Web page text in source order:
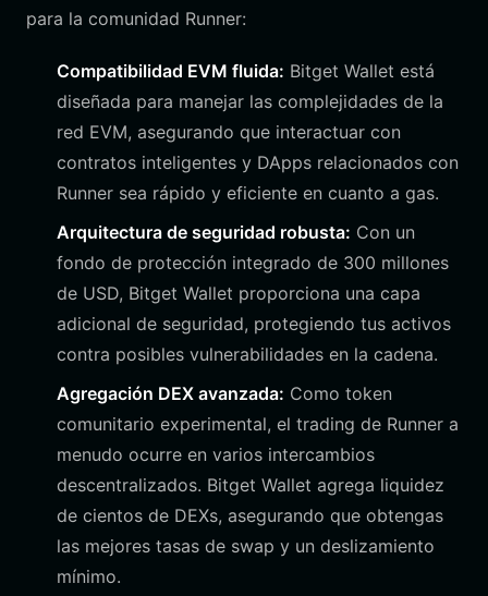
para la comunidad Runner:
Compatibilidad EVM fluida: Bitget Wallet está
diseñada para manejar las complejidades de la
red EVM, asegurando que interactuar con
contratos inteligentes y DApps relacionados con
Runner sea rápido y eficiente en cuanto a gas.
Arquitectura de seguridad robusta: Con un
fondo de protección integrado de 300 millones
de USD, Bitget Wallet proporciona una capa
adicional de seguridad, protegiendo tus activos
contra posibles vulnerabilidades en la cadena.
Agregación DEX avanzada: Como token
comunitario experimental, el trading de Runner a
menudo ocurre en varios intercambios
descentralizados. Bitget Wallet agrega liquidez
de cientos de DEXs, asegurando que obtengas
las mejores tasas de swap y un deslizamiento
mínimo.